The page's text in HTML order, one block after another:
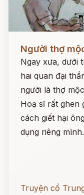
Người thợ
Ngay xưa, dưới
hai quan đại
người là thợ
Hoạ sĩ rất ghen
cách giết hại
dụng riêng mình.
Truyện cổ